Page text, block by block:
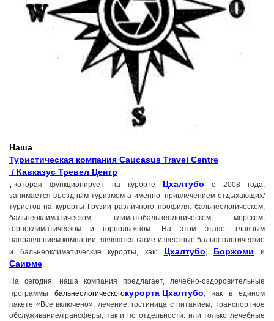
Наша
Туристическая компания Caucasus Travel Centre
/ Кавказус Тревел Центр
, котораяфункционирует на курорте Цхалтубо с 2008 года,
занимается въездным туризмом а именно: привлечением отдыхающих/
туристов на курорты Грузии различного профиля: бальнеологическом,
бальнеоклиматическом, климатобальнеологическом, морском,
горноклиматическом и горнолыжном. На этом этапе, главным
направлением компании, являются такие известные бальнеологические
и бальнеоклиматические курорты, как: Цхалтубо, Боржоми и
Саирме.
На сегодня, наша компания предлагает, лечебно-оздоровительные
программыбальнеологическогокурорта Цхалтубо, как в едином
пакете «Все включено»: лечение, гостиница с питанием, транспортное
обслуживание/трансферы, так и по отдельности: или только лечебные
Грузия, г. Цхалтубо.
+995 555 63 29 29; с 10:00 до
17:00 час.
www.tskaltuboresort.ge